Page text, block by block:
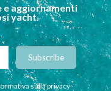
aggiornamenti
yacht.
sulla privacy